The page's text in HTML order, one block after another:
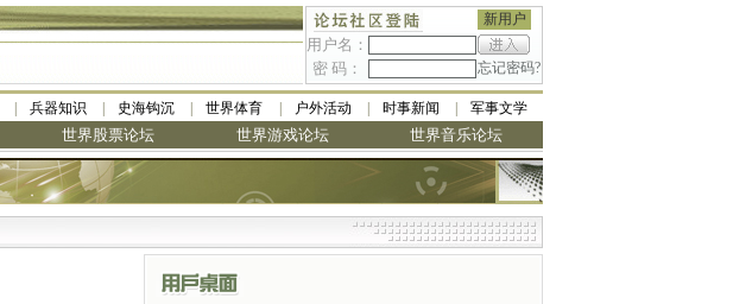
新用户
用户名：
密 码：
忘记密码?
兵器知识 史海钩沉 世界体育 户外活动 时事新闻 军事文学
世界股票论坛 世界游戏论坛 世界音乐论坛